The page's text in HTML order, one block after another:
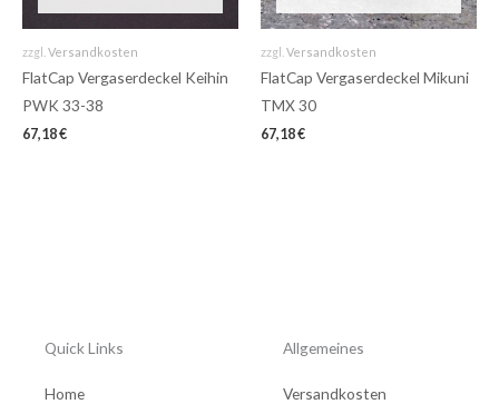
zzgl. Versandkosten
FlatCap Vergaserdeckel Keihin
PWK 33-38
67,18€
zzgl. Versandkosten
FlatCap Vergaserdeckel Mikuni
TMX 30
67,18€
Quick Links
Home
Allgemeines
Versandkosten